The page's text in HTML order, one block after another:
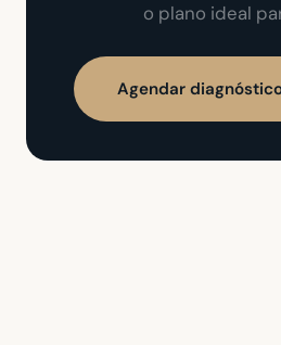
o plano ideal
Agendar